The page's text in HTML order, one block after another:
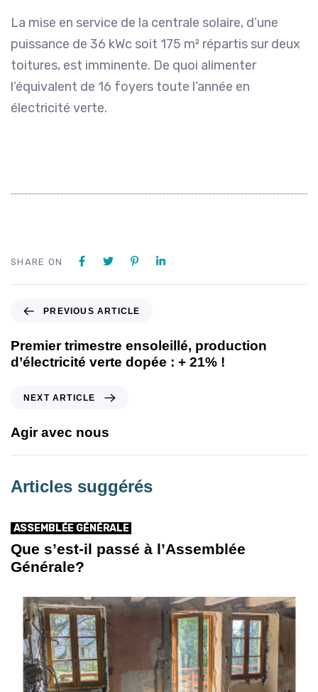
La mise en service de la centrale solaire, d’une
puissance de 36 kWc soit 175 m² répartis sur deux
toitures, est imminente. De quoi alimenter
l’équivalent de 16 foyers toute l’année en
électricité verte.
SHARE ON
PREVIOUS ARTICLE
Premier trimestre ensoleillé, production
d’électricité verte dopée : + 21% !
NEXT ARTICLE
Agir avec nous
Articles suggérés
ASSEMBLÉE GÉNÉRALE
Que s’est-il passé à l’Assemblée
Générale?